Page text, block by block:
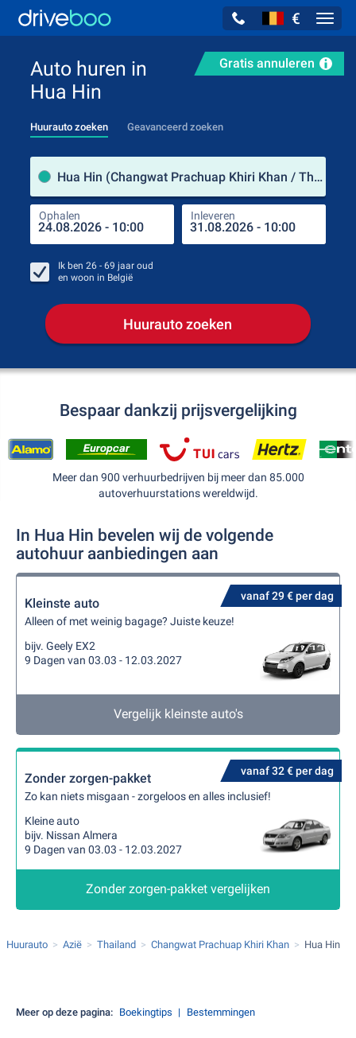
€
Gratis annuleren
Auto huren in
Hua Hin
Huurauto zoeken Geavanceerd zoeken
Hua Hin (Changwat Prachuap Khiri Khan / Thailand)
Ophalen Inleveren
Ik ben 26 - 69 jaar oud
en woon in België
Huurauto zoeken
Bespaar dankzij prijsvergelijking
Meer dan 900 verhuurbedrijven bij meer dan 85.000
autoverhuurstations wereldwijd.
In Hua Hin bevelen wij de volgende
autohuur aanbiedingen aan
vanaf 29 € per dag
Kleinste auto
Alleen of met weinig bagage? Juiste keuze!
bijv. Geely EX2
9 Dagen van 03.03 - 12.03.2027
Vergelijk kleinste auto's
vanaf 32 € per dag
Zonder zorgen-pakket
Zo kan niets misgaan - zorgeloos en alles inclusief!
Kleine auto
bijv. Nissan Almera
9 Dagen van 03.03 - 12.03.2027
Zonder zorgen-pakket vergelijken
Huurauto Azië Thailand Changwat Prachuap Khiri Khan Hua Hin
Meer op deze pagina: Boekingtips Bestemmingen